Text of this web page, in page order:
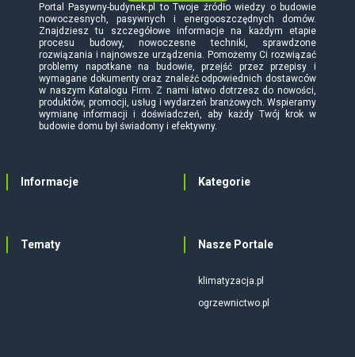
Portal Pasywny-budynek.pl to Twoje źródło wiedzy o budowie
nowoczesnych, pasywnych i energooszczędnych domów.
Znajdziesz tu szczegółowe informacje na każdym etapie
procesu budowy, nowoczesne techniki, sprawdzone
rozwiązania i najnowsze urządzenia. Pomożemy Ci rozwiązać
problemy napotkane na budowie, przejść przez przepisy i
wymagane dokumenty oraz znaleźć odpowiednich dostawców
w naszym Katalogu Firm. Z nami łatwo dotrzesz do nowości,
produktów, promocji, usług i wydarzeń branżowych. Wspieramy
wymianę informacji i doświadczeń, aby każdy Twój krok w
budowie domu był świadomy i efektywny.
Informacje Kategorie
Tematy Nasze Portale
klimatyzacja.pl
ogrzewnictwo.pl